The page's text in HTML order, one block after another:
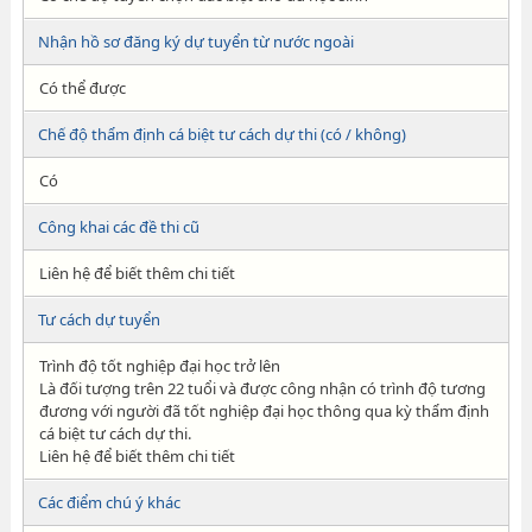
Nhận hồ sơ đăng ký dự tuyển từ nước ngoài
Có thể được
Chế độ thẩm định cá biệt tư cách dự thi (có / không)
Có
Công khai các đề thi cũ
Liên hệ để biết thêm chi tiết
Tư cách dự tuyển
Trình độ tốt nghiệp đại học trở lên
Là đối tượng trên 22 tuổi và được công nhận có trình độ tương
đương với người đã tốt nghiệp đại học thông qua kỳ thẩm định
cá biệt tư cách dự thi.
Liên hệ để biết thêm chi tiết
Các điểm chú ý khác